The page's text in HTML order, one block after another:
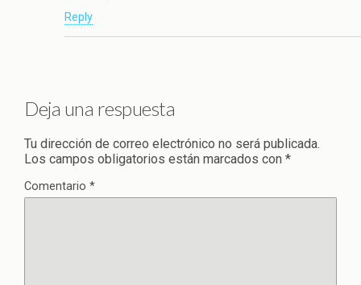
Reply
Deja una respuesta
Tu dirección de correo electrónico no será publicada.
Los campos obligatorios están marcados con *
Comentario *